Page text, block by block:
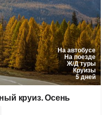
На автобусе
На поезде
Ж/Д туры
Круизы
5 дней
круиз. Осень